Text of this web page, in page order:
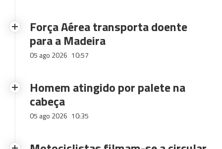
Força Aérea transporta doente
para a Madeira
05 ago 2026 10:57
Homem atingido por palete na
cabeça
05 ago 2026 10:35